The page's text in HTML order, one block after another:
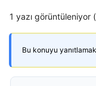
1 yazı görüntüleniyor
Bu konuyu